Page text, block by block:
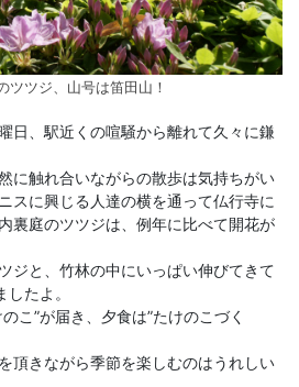
ツジ、山号は笛田山！
日、駅近くの喧騒から離れて久々に鎌
に触れ合いながらの散歩は気持ちがい
スに興じる人達の横を通って仏行寺に
裏庭のツツジは、例年に比べて開花が
ジと、竹林の中にいっぱい伸びてきて
たよ。
こ”が届き、夕食は”たけのこづく
頂きながら季節を楽しむのはうれしい